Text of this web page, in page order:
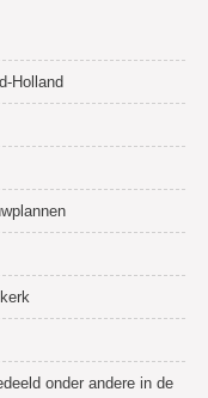
Holland
onder andere in de